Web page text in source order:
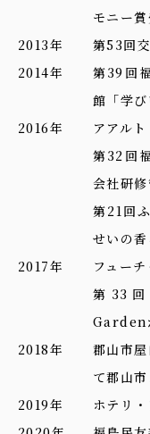
モニー
2013年
第53回
2014年
第39回
館「学
2016年
アアル
第32回
会社研
第21回
せいの
2017年
フュー
第33
Garden
2018年
郡山市
て郡山
2019年
ホテリ